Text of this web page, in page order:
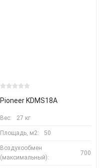
Pioneer KDMS18A
Вес: 27 кг
Площадь, м2: 50
Воздухообмен
(максимальный):
700